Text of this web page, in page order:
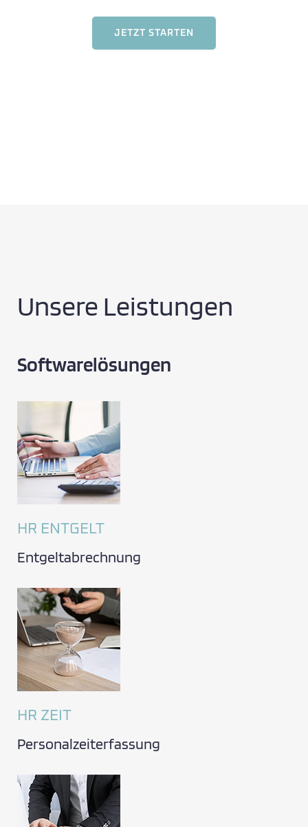
JETZT STARTEN
Unsere Leistungen
Softwarelösungen
HR ENTGELT
Entgeltabrechnung
HR ZEIT
Personalzeiterfassung